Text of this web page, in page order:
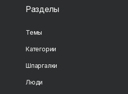
Разделы
Темы
Категории
Шпаргалки
Люди